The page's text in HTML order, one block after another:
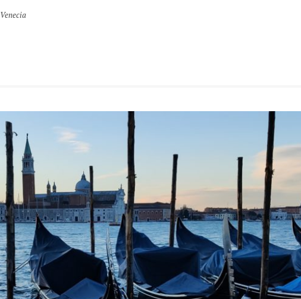
Venecia